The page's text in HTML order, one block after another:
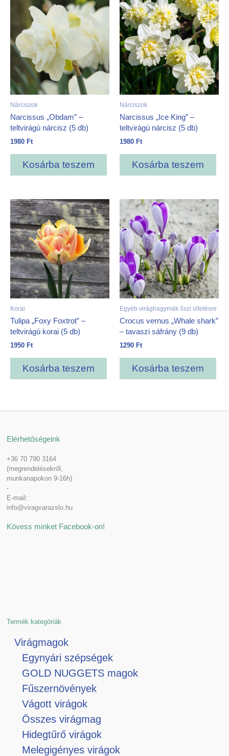
Nárciszok
Narcissus „Obdam” –
teltvirágú nárcisz (5 db)
1980 Ft
Kosárba teszem
Nárciszok
Narcissus „Ice King” –
teltvirágú nárcisz (5 db)
1980 Ft
Kosárba teszem
Korai
Tulipa „Foxy Foxtrot” –
teltvirágú korai (5 db)
1950 Ft
Kosárba teszem
Egyéb virághagymák őszi ültetésre
Crocus vernus „Whale shark”
– tavaszi sáfrány (9 db)
1290 Ft
Kosárba teszem
Elérhetőségeink
+36 70 790 3164
(megrendelésekről,
munkanapokon 9-16h)
-
E-mail:
info@viragvarazslo.hu
Kövess minket Facebook-on!
Termék kategóriák
Virágmagok
Egynyári szépségek
GOLD NUGGETS magok
Fűszernövények
Vágott virágok
Összes virágmag
Hidegtűrő virágok
Melegigényes virágok